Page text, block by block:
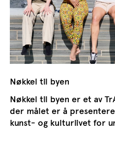
Nøkkel til byen
Nøkkel til byen er et av
der målet er å
kunst- og kulturlivet for